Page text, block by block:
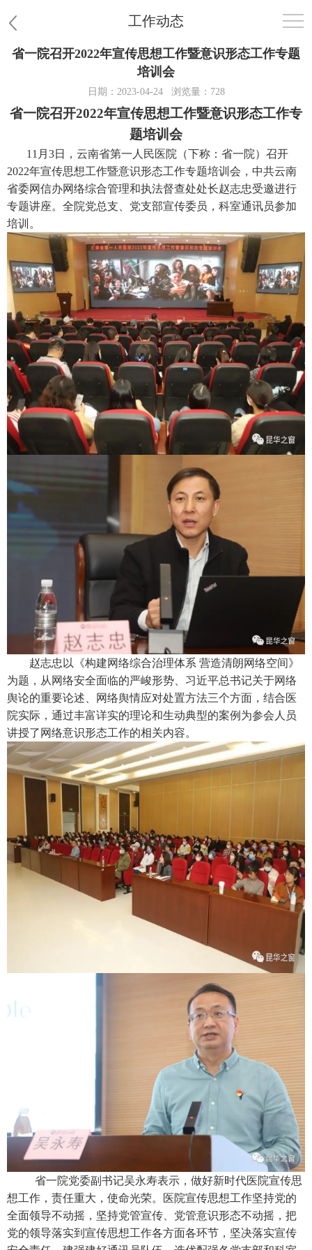
工作动态
首页
党群工作
护理园地
新闻中心
教学科研
院务公开
联盟工作
健康科普
医院招聘
省一院召开2022年宣传思想工作暨意识形态工作专题
培训会
日期：2023-04-24 浏览量：728
省一院召开2022年宣传思想工作暨意识形态工作专
题培训会
11月3日，云南省第一人民医院（下称：省一院）召开
2022年宣传思想工作暨意识形态工作专题培训会，中共云南
省委网信办网络综合管理和执法督查处处长赵志忠受邀进行
专题讲座。全院党总支、党支部宣传委员，科室通讯员参加
培训。
赵志忠以《构建网络综合治理体系 营造清朗网络空间》
为题，从网络安全面临的严峻形势、习近平总书记关于网络
舆论的重要论述、网络舆情应对处置方法三个方面，结合医
院实际，通过丰富详实的理论和生动典型的案例为参会人员
讲授了网络意识形态工作的相关内容。
省一院党委副书记吴永寿表示，做好新时代医院宣传思
想工作，责任重大，使命光荣。医院宣传思想工作坚持党的
全面领导不动摇，坚持党管宣传、党管意识形态不动摇，把
党的领导落实到宣传思想工作各方面各环节，坚决落实宣传